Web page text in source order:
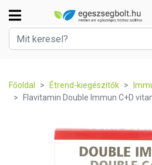
Főoldal Étrend-kiegészítők
Flavitamin Double Immun C+D